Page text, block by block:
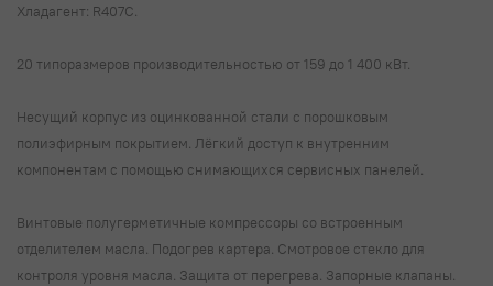
Хладагент: R407C.
20 типоразмеров производительностью от 159 до 1 400 кВт.
Несущий корпус из оцинкованной стали с порошковым
полиэфирным покрытием. Лёгкий доступ к внутренним
компонентам с помощью снимающихся сервисных панелей.
Винтовые полугерметичные компрессоры со встроенным
отделителем масла. Подогрев картера. Смотровое стекло для
контроля уровня масла. Защита от перегрева. Запорные клапаны.